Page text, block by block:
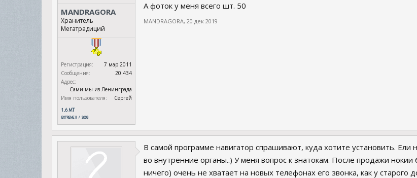
MANDRAGORA
Хранитель
Мегатрадиций
Регистрация:
7 мар 2011
Сообщения:
20.434
Адрес:
Сами мы из Ленинграда
Имя пользователя:
Сергей
А фоток у меня всего шт. 50
MANDRAGORA, 20 дек 2019
В самой программе навигатор спрашивают, куда хотите установить.
во внутренние органы..) У меня вопрос к знатокам. После продажи
ничего) очень не хватает на новых телефонах его звонка, как у